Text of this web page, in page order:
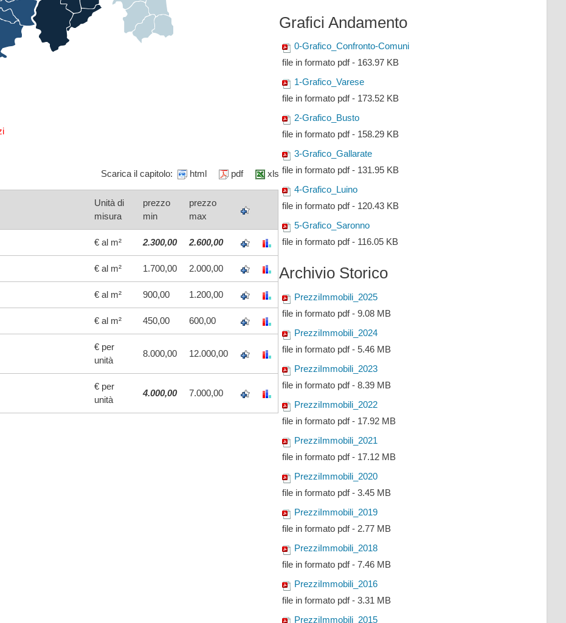
Scarica il capitolo: html pdf xls
Unità di
misura
prezzo
min
prezzo
max
€ al m² 2.300,00 2.600,00
€ al m² 1.700,00 2.000,00
€ al m² 900,00 1.200,00
€ al m² 450,00 600,00
€ per
unità
8.000,00 12.000,00
€ per
unità
4.000,00 7.000,00
Grafici Andamento
0-Grafico_Confronto-Comuni
file in formato pdf - 163.97 KB
1-Grafico_Varese
file in formato pdf - 173.52 KB
2-Grafico_Busto
file in formato pdf - 158.29 KB
3-Grafico_Gallarate
file in formato pdf - 131.95 KB
4-Grafico_Luino
file in formato pdf - 120.43 KB
5-Grafico_Saronno
file in formato pdf - 116.05 KB
Archivio Storico
PrezziImmobili_2025
file in formato pdf - 9.08 MB
PrezziImmobili_2024
file in formato pdf - 5.46 MB
PrezziImmobili_2023
file in formato pdf - 8.39 MB
PrezziImmobili_2022
file in formato pdf - 17.92 MB
PrezziImmobili_2021
file in formato pdf - 17.12 MB
PrezziImmobili_2020
file in formato pdf - 3.45 MB
PrezziImmobili_2019
file in formato pdf - 2.77 MB
PrezziImmobili_2018
file in formato pdf - 7.46 MB
PrezziImmobili_2016
file in formato pdf - 3.31 MB
PrezziImmobili_2015